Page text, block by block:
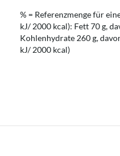
% = Referenzmenge für
kJ/ 2000 kcal): Fett 70 g,
Kohlenhydrate 260 g,
kJ/ 2000 kcal)